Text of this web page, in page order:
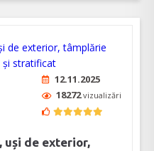
12.11.2025
18272vizualizări
uși de exterior,